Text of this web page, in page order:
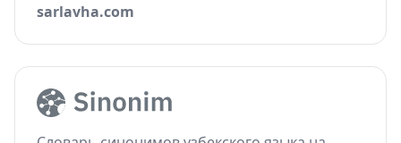
sarlavha.com